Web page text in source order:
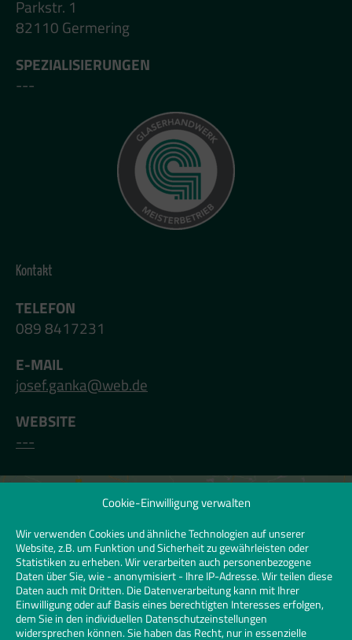
Cookie-Einwilligung verwalten
Wir verwenden Cookies und ähnliche Technologien auf unserer
Website, z.B. um Funktion und Sicherheit zu gewährleisten oder
Statistiken zu erheben. Wir verarbeiten auch personenbezogene
Daten über Sie, wie - anonymisiert - Ihre IP-Adresse. Wir teilen diese
Daten auch mit Dritten. Die Datenverarbeitung kann mit Ihrer
Einwilligung oder auf Basis eines berechtigten Interesses erfolgen,
dem Sie in den individuellen Datenschutzeinstellungen
widersprechen können. Sie haben das Recht, nur in essenzielle
Parkstr. 1
82110 Germering
SPEZIALISIERUNGEN
---
Kontakt
TELEFON
089 8417231
E-MAIL
josef.ganka@web.de
WEBSITE
---
Klicken Sie hier, um Marketing-Cookies zu
akzeptieren und diesen Inhalt zu
aktivieren | Click to accept marketing
cookies and enable this content